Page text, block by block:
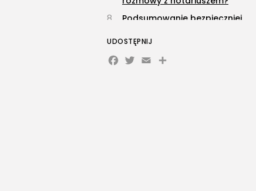
Podsumowanie bezpieczniej,
partnersku
UDOSTĘPNIJ
Facebook
Twitter
EmailShare